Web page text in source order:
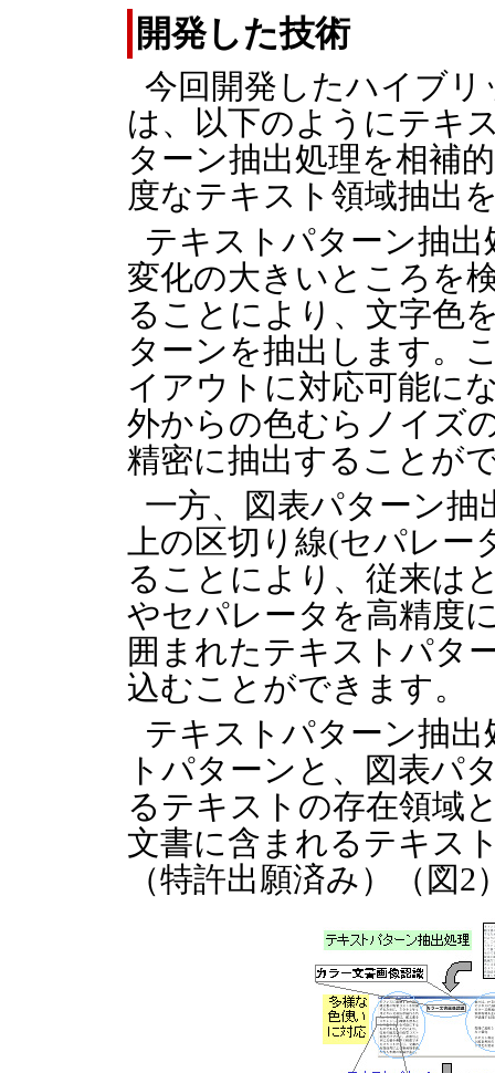
開発した技術
今回開発したハイブ
は、以下のようにテキ
ターン抽出処理を相補
度なテキスト領域抽出
テキストパターン抽
変化の大きいところを
ることにより、文字色
ターンを抽出します。
イアウトに対応可能に
外からの色むらノイズ
精密に抽出することが
一方、図表パターン
上の区切り線(セパレ
ることにより、従来は
やセパレータを高精度
囲まれたテキストパタ
込むことができます。
テキストパターン抽
トパターンと、図表パ
るテキストの存在領域
文書に含まれるテキス
（特許出願済み）（図2